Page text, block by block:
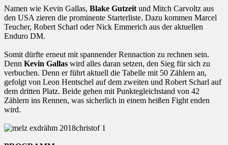
Namen wie Kevin Gallas, Blake Gutzeit und Mitch Carvoltz aus
den USA zieren die prominente Starterliste. Dazu kommen Marcel
Teucher, Robert Scharl oder Nick Emmerich aus der aktuellen
Enduro DM.
Somit dürfte erneut mit spannender Rennaction zu rechnen sein.
Denn Kevin Gallas wird alles daran setzen, den Sieg für sich zu
verbuchen. Denn er führt aktuell die Tabelle mit 50 Zählern an,
gefolgt von Leon Hentschel auf dem zweiten und Robert Scharl auf
dem dritten Platz. Beide gehen mit Punktegleichstand von 42
Zählern ins Rennen, was sicherlich in einem heißen Fight enden
wird.